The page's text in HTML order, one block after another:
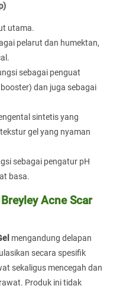
utama.
pelarut dan humektan,
sebagai penguat
dan juga sebagai
sintetis yang
gel yang nyaman
sebagai pengatur pH
basa.
Acne Scar
mengandung delapan
secara spesifik
sekaligus mencegah dan
Produk ini tidak